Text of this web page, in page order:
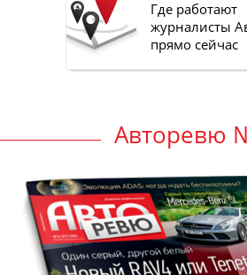
Где работают
журналисты
прямо сейчас
Авторевю